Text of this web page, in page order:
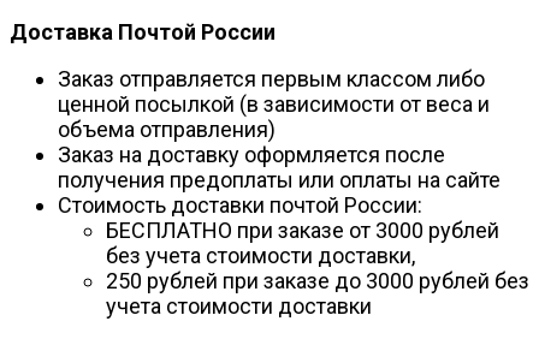
Доставка Почтой России
Заказ отправляется первым классом либо
ценной посылкой (в зависимости от веса и
объема отправления)
Заказ на доставку оформляется после
получения предоплаты или оплаты на сайте
Стоимость доставки почтой России:
БЕСПЛАТНО при заказе от 3000 рублей
без учета стоимости доставки,
250 рублей при заказе до 3000 рублей без
учета стоимости доставки